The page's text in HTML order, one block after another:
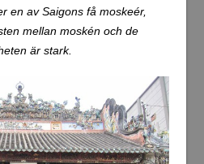
en av Saigons få moskeér,
mellan moskén och de
är stark.